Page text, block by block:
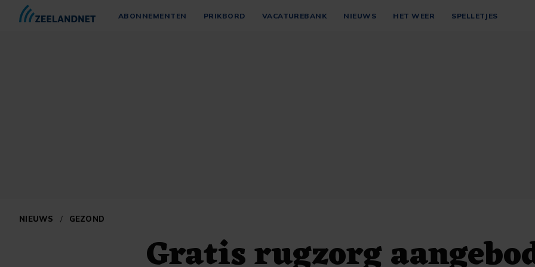
ABONNEMENTEN PRIKBORD VACATUREBANK NIEUWS HET WEER SPELLETJES
NIEUWS / GEZOND